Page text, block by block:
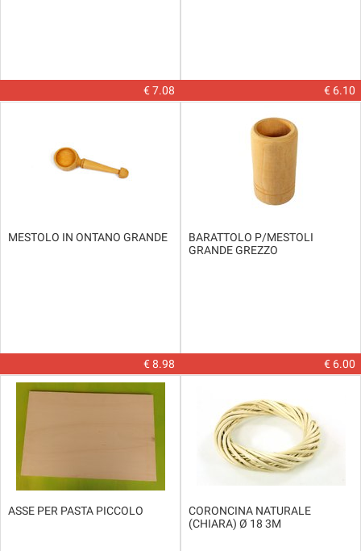
€ 7.08 € 6.10
MESTOLO IN ONTANO GRANDE
€ 8.98
BARATTOLO P/MESTOLI
GRANDE GREZZO
€ 6.00
ASSE PER PASTA PICCOLO
CORONCINA NATURALE
(CHIARA) Ø 18 3M